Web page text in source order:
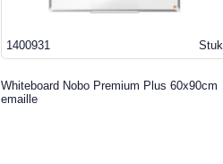
Stuk
1400931
Whiteboard Nobo Premium Plus 60x90cm
emaille